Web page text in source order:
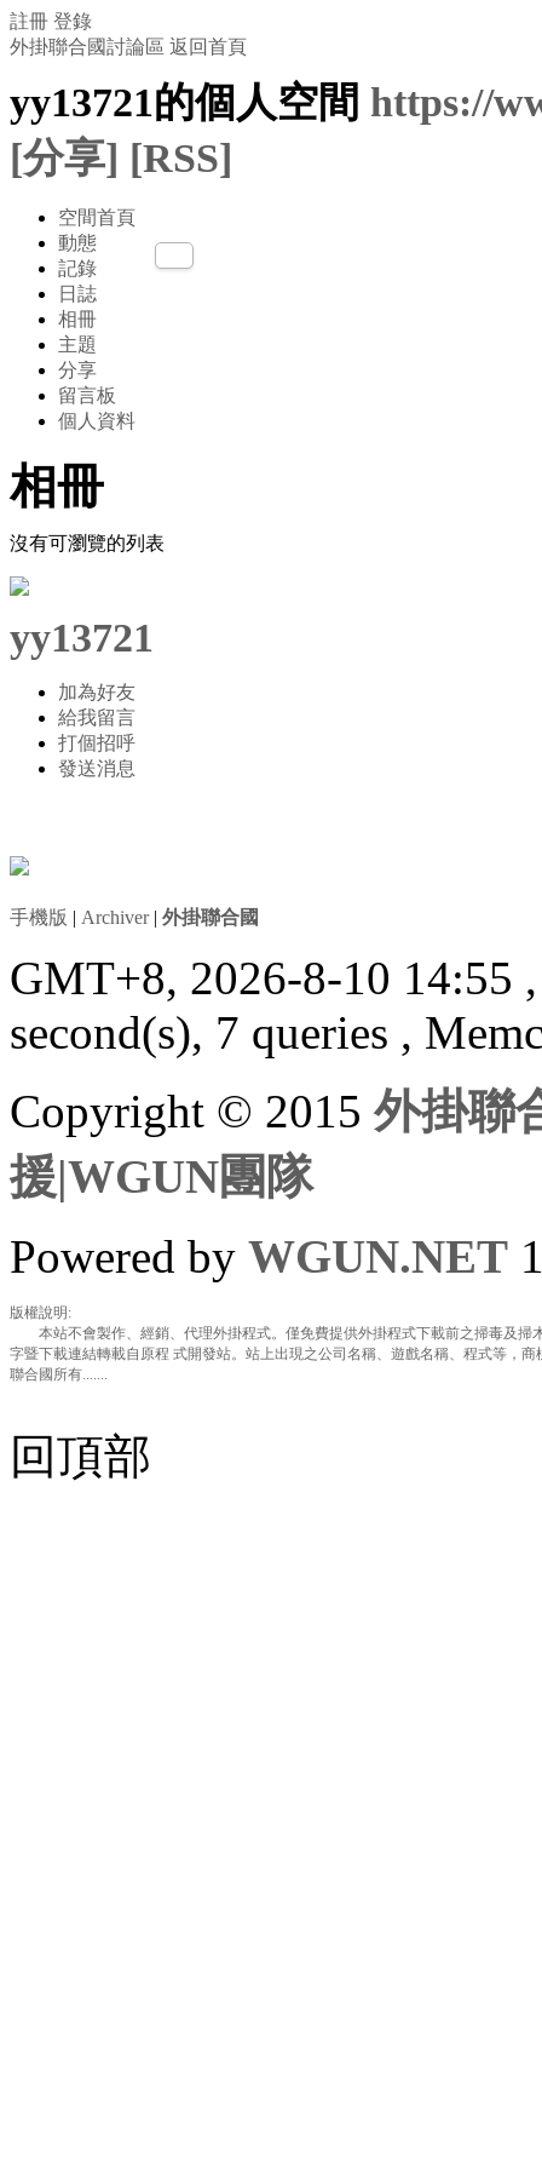
註冊 登錄
外掛聯合國討論區 返回首頁
yy13721的個人空間 https://
[分享] [RSS]
空間首頁
動態
記錄
日誌
相冊
主題
分享
留言板
個人資料
相冊
沒有可瀏覽的列表
yy13721
加為好友
給我留言
打個招呼
發送消息
手機版 | Archiver| 外掛聯合國
GMT+8, 2026-8-10 14:55
second(s), 7 queries ,
Copyright © 2015外掛聯
援|WGUN團隊
Powered by WGUN.NET
版權說明:
本站不會製作、經銷、代理外掛程式。僅免費提供外掛程式下載前之掃毒及掃
字暨下載連結轉載自原程 式開發站。站上出現之公司名稱、遊戲名稱、程式等，
聯合國所有.......
回頂部